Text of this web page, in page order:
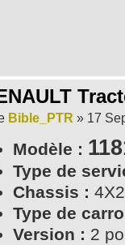
Bible_PTR » 17
Modèle :
Type de
Chassis :
Type de
Version : 2